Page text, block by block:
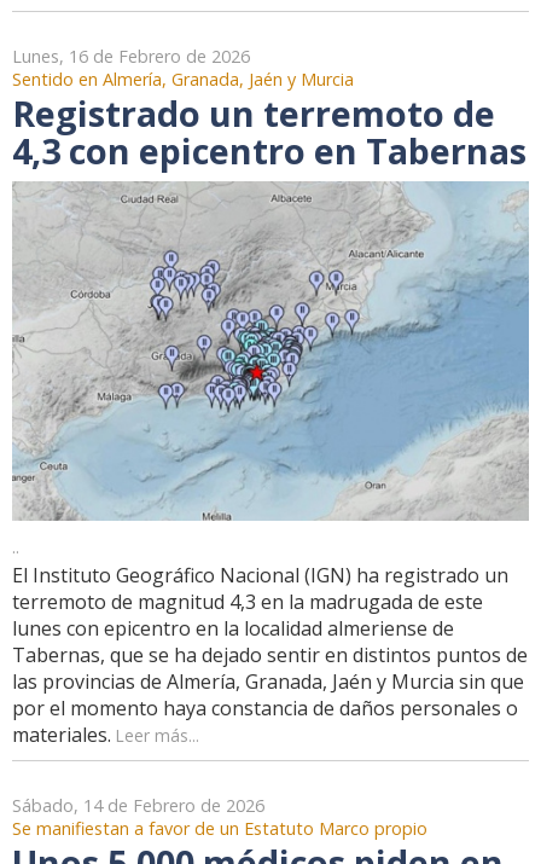
Lunes, 16 de Febrero de 2026
Sentido en Almería, Granada, Jaén y Murcia
Registrado un terremoto de
4,3 con epicentro en Tabernas
..
El Instituto Geográfico Nacional (IGN) ha registrado un
terremoto de magnitud 4,3 en la madrugada de este
lunes con epicentro en la localidad almeriense de
Tabernas, que se ha dejado sentir en distintos puntos de
las provincias de Almería, Granada, Jaén y Murcia sin que
por el momento haya constancia de daños personales o
materiales. Leer más...
Sábado, 14 de Febrero de 2026
Se manifiestan a favor de un Estatuto Marco propio